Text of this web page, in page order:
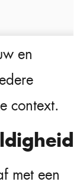
en
context.
met een